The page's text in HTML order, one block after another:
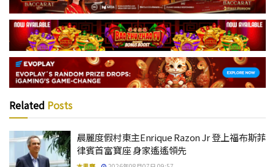
Related Posts
晨麗度假村東主Enrique Razon Jr 登上福布斯菲
律賓首富寶座 身家遙遙領先